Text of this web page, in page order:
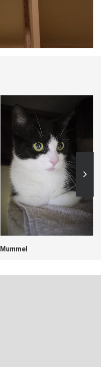
Mummel